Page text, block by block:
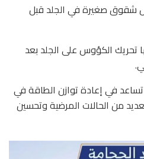
شقوق صغيرة في الجلد قبل
تحريك الكؤوس على الجلد بعد
في إعادة توازن الطاقة في
من الحالات المرضية وتحسين